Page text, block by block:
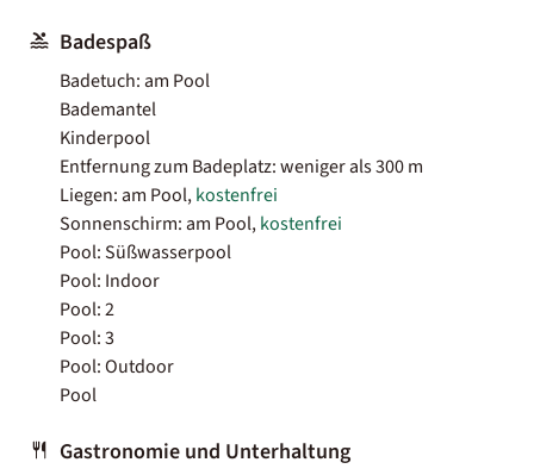
Badespaß
Badetuch: am Pool
Bademantel
Kinderpool
Entfernung zum Badeplatz: weniger als 300 m
Liegen: am Pool,kostenfrei
Sonnenschirm: am Pool,kostenfrei
Pool: Süßwasserpool
Pool: Indoor
Pool: 2
Pool: 3
Pool: Outdoor
Pool
Gastronomie und Unterhaltung